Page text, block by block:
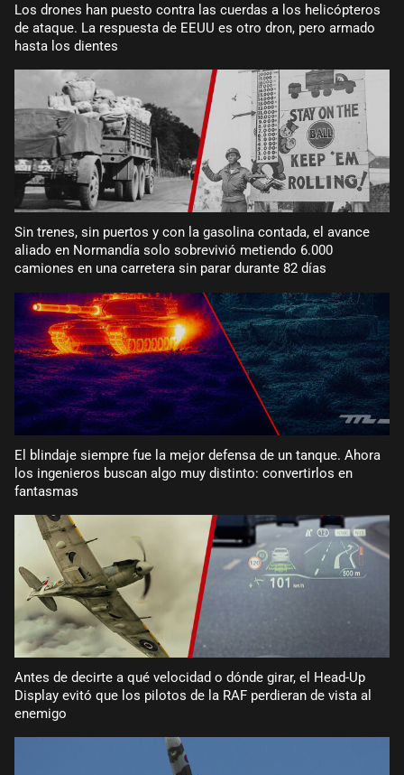
Los drones han puesto contra las cuerdas a los helicópteros
de ataque. La respuesta de EEUU es otro dron, pero armado
hasta los dientes
Sin trenes, sin puertos y con la gasolina contada, el avance
aliado en Normandía solo sobrevivió metiendo 6.000
camiones en una carretera sin parar durante 82 días
El blindaje siempre fue la mejor defensa de un tanque. Ahora
los ingenieros buscan algo muy distinto: convertirlos en
fantasmas
Antes de decirte a qué velocidad o dónde girar, el Head-Up
Display evitó que los pilotos de la RAF perdieran de vista al
enemigo